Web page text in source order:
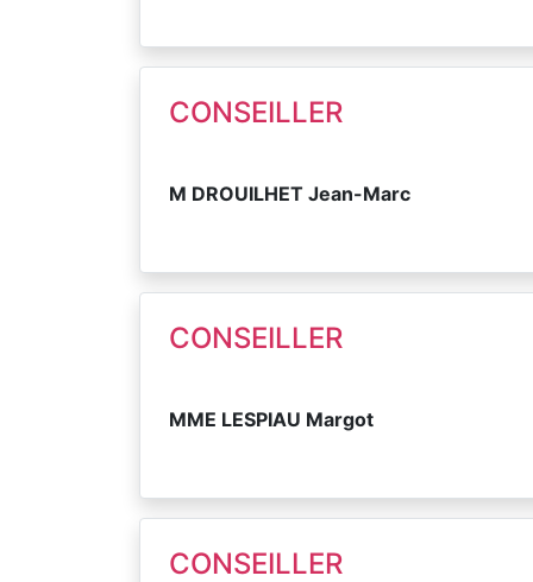
CONSEILLER
M DROUILHET Jean-Marc
CONSEILLER
MME LESPIAU Margot
CONSEILLER